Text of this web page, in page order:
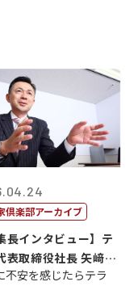
倶楽部アーカイブ
長インタビュー】テ
取締役社長 矢﨑雄
不安を感じたらテラ